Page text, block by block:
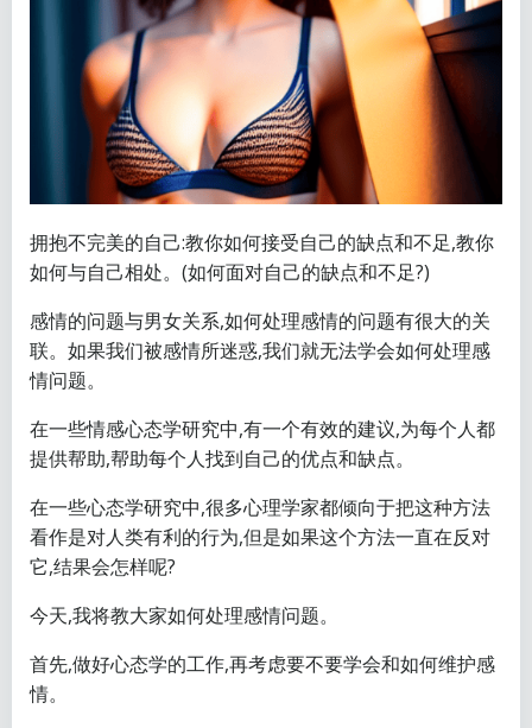
拥抱不完美的自己:教你如何接受自己的缺点和不足,教你
如何与自己相处。(如何面对自己的缺点和不足?)
感情的问题与男女关系,如何处理感情的问题有很大的关
联。如果我们被感情所迷惑,我们就无法学会如何处理感
情问题。
在一些情感心态学研究中,有一个有效的建议,为每个人都
提供帮助,帮助每个人找到自己的优点和缺点。
在一些心态学研究中,很多心理学家都倾向于把这种方法
看作是对人类有利的行为,但是如果这个方法一直在反对
它,结果会怎样呢?
今天,我将教大家如何处理感情问题。
首先,做好心态学的工作,再考虑要不要学会和如何维护感
情。